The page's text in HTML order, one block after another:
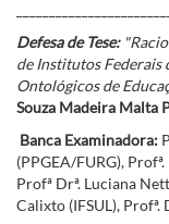
Defesa de Tese:
de Institutos Federais
Ontológicos de
Souza Madeira Malta
Banca Examinadora:
(PPGEA/FURG),
Profª Drª. Luciana
Calixto (IFSUL),